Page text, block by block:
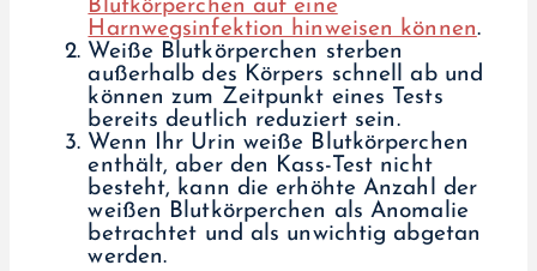
Blutkörperchen auf eine
Harnwegsinfektion hinweisen können.
Weiße Blutkörperchen sterben
außerhalb des Körpers schnell ab und
können zum Zeitpunkt eines Tests
bereits deutlich reduziert sein.
Wenn Ihr Urin weiße Blutkörperchen
enthält, aber den Kass-Test nicht
besteht, kann die erhöhte Anzahl der
weißen Blutkörperchen als Anomalie
betrachtet und als unwichtig abgetan
werden.